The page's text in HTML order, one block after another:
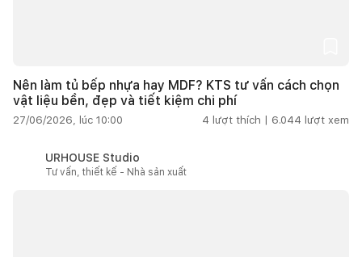
Nên làm tủ bếp nhựa hay MDF? KTS tư vấn cách chọn
vật liệu bền, đẹp và tiết kiệm chi phí
27/06/2026, lúc 10:00 4 lượt thích | 6.044 lượt xem
URHOUSE Studio
Tư vấn, thiết kế - Nhà sản xuất